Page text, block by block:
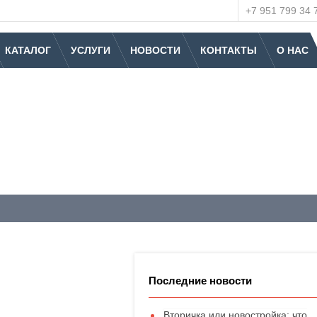
+7 951 799 34
КАТАЛОГ УСЛУГИ НОВОСТИ КОНТАКТЫ О НАС
Последние новости